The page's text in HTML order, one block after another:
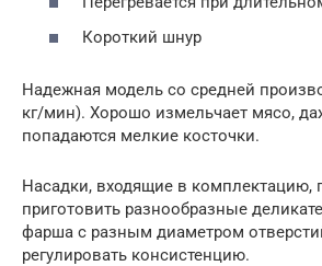
Короткий шнур
Надежная модель со средней
кг/мин). Хорошо измельчает мясо,
попадаются мелкие косточки.
Насадки, входящие в комплектацию,
приготовить разнообразные
фарша с разным диаметром
регулировать консистенцию.